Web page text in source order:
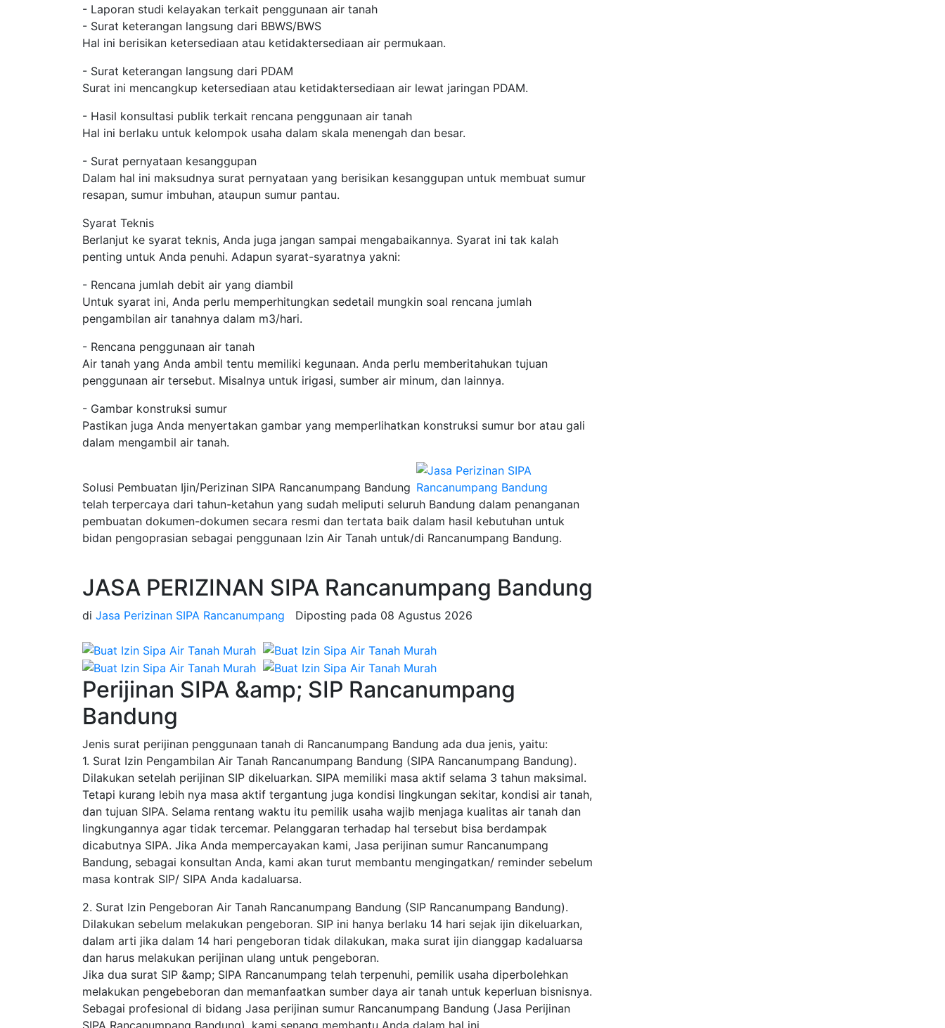
- Laporan studi kelayakan terkait penggunaan air tanah
- Surat keterangan langsung dari BBWS/BWS
Hal ini berisikan ketersediaan atau ketidaktersediaan air permukaan.
- Surat keterangan langsung dari PDAM
Surat ini mencangkup ketersediaan atau ketidaktersediaan air lewat jaringan PDAM.
- Hasil konsultasi publik terkait rencana penggunaan air tanah
Hal ini berlaku untuk kelompok usaha dalam skala menengah dan besar.
- Surat pernyataan kesanggupan
Dalam hal ini maksudnya surat pernyataan yang berisikan kesanggupan untuk membuat sumur
resapan, sumur imbuhan, ataupun sumur pantau.
Syarat Teknis
Berlanjut ke syarat teknis, Anda juga jangan sampai mengabaikannya. Syarat ini tak kalah
penting untuk Anda penuhi. Adapun syarat-syaratnya yakni:
- Rencana jumlah debit air yang diambil
Untuk syarat ini, Anda perlu memperhitungkan sedetail mungkin soal rencana jumlah
pengambilan air tanahnya dalam m3/hari.
- Rencana penggunaan air tanah
Air tanah yang Anda ambil tentu memiliki kegunaan. Anda perlu memberitahukan tujuan
penggunaan air tersebut. Misalnya untuk irigasi, sumber air minum, dan lainnya.
- Gambar konstruksi sumur
Pastikan juga Anda menyertakan gambar yang memperlihatkan konstruksi sumur bor atau gali
dalam mengambil air tanah.
Solusi Pembuatan Ijin/Perizinan SIPA Rancanumpang Bandung
telah terpercaya dari tahun-ketahun yang sudah meliputi seluruh Bandung dalam penanganan
pembuatan dokumen-dokumen secara resmi dan tertata baik dalam hasil kebutuhan untuk
bidan pengoprasian sebagai penggunaan Izin Air Tanah untuk/di Rancanumpang Bandung.
JASA PERIZINAN SIPA Rancanumpang Bandung
di Jasa Perizinan SIPA Rancanumpang Diposting pada 08 Agustus 2026
Perijinan SIPA &amp; SIP Rancanumpang
Bandung
Jenis surat perijinan penggunaan tanah di Rancanumpang Bandung ada dua jenis, yaitu:
1. Surat Izin Pengambilan Air Tanah Rancanumpang Bandung (SIPA Rancanumpang Bandung).
Dilakukan setelah perijinan SIP dikeluarkan. SIPA memiliki masa aktif selama 3 tahun maksimal.
Tetapi kurang lebih nya masa aktif tergantung juga kondisi lingkungan sekitar, kondisi air tanah,
dan tujuan SIPA. Selama rentang waktu itu pemilik usaha wajib menjaga kualitas air tanah dan
lingkungannya agar tidak tercemar. Pelanggaran terhadap hal tersebut bisa berdampak
dicabutnya SIPA. Jika Anda mempercayakan kami, Jasa perijinan sumur Rancanumpang
Bandung, sebagai konsultan Anda, kami akan turut membantu mengingatkan/ reminder sebelum
masa kontrak SIP/ SIPA Anda kadaluarsa.
2. Surat Izin Pengeboran Air Tanah Rancanumpang Bandung (SIP Rancanumpang Bandung).
Dilakukan sebelum melakukan pengeboran. SIP ini hanya berlaku 14 hari sejak ijin dikeluarkan,
dalam arti jika dalam 14 hari pengeboran tidak dilakukan, maka surat ijin dianggap kadaluarsa
dan harus melakukan perijinan ulang untuk pengeboran.
Jika dua surat SIP &amp; SIPA Rancanumpang telah terpenuhi, pemilik usaha diperbolehkan
melakukan pengebeboran dan memanfaatkan sumber daya air tanah untuk keperluan bisnisnya.
Sebagai profesional di bidang Jasa perijinan sumur Rancanumpang Bandung (Jasa Perijinan